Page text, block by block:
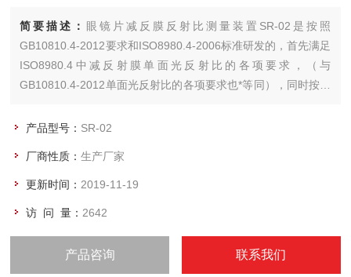
简要描述： 眼镜片减反膜反射比测量装置SR-02是按照
GB10810.4-2012要求和ISO8980.4-2006标准研发的，首先满足
ISO8980.4中减反射膜单面光反射比的各项要求，（与
GB10810.4-2012单面光反射比的各项要求也*等同），同时按照
中镜片双面反射比的要求。
产品型号： SR-02
厂商性质：生产厂家
更新时间： 2019-11-19
访 问 量： 2642
产品咨询 联系我们